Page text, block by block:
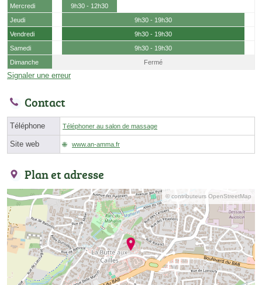
Mercredi
9h30 - 12h30
Jeudi
9h30 - 19h30
Vendredi
9h30 - 19h30
Samedi
9h30 - 19h30
Dimanche
Fermé
Signaler une erreur
Contact
Téléphone Téléphoner au salon de massage
Site web www.an-amma.fr
Plan et adresse
© contributeurs OpenStreetMap